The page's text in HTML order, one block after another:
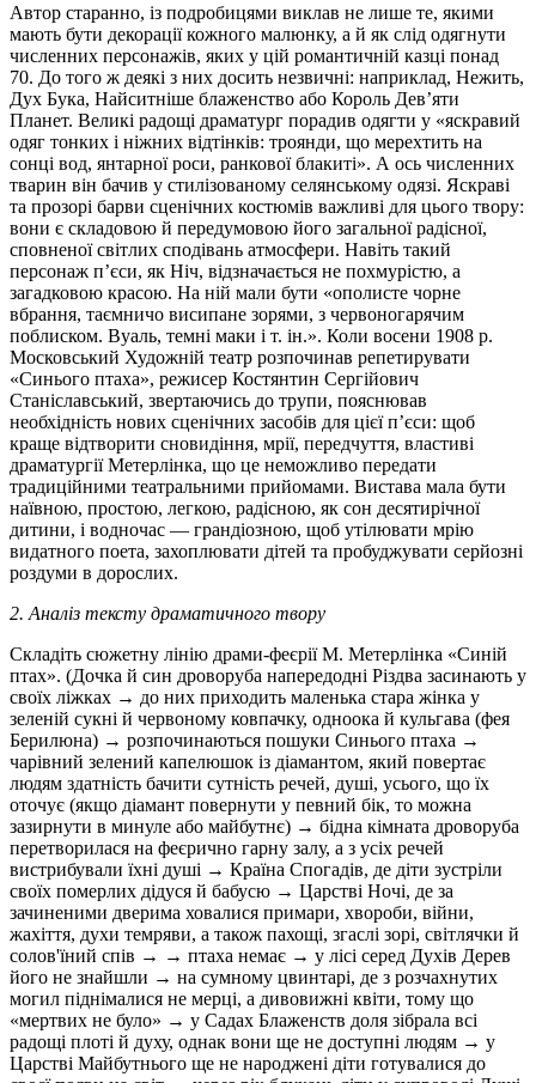
Автор старанно, із подробицями виклав не лише те, якими
мають бути декорації кожного малюнку, а й як слід одягнути
численних персонажів, яких у цій романтичній казці понад
70. До того ж деякі з них досить незвичні: наприклад, Нежить,
Дух Бука, Найситніше блаженство або Король Дев’яти
Планет. Великі радощі драматург порадив одягти у «яскравий
одяг тонких і ніжних відтінків: троянди, що мерехтить на
сонці вод, янтарної роси, ранкової блакиті». А ось численних
тварин він бачив у стилізованому селянському одязі. Яскраві
та прозорі барви сценічних костюмів важливі для цього твору:
вони є складовою й передумовою його загальної радісної,
сповненої світлих сподівань атмосфери. Навіть такий
персонаж п’єси, як Ніч, відзначається не похмурістю, а
загадковою красою. На ній мали бути «ополисте чорне
вбрання, таємничо висипане зорями, з червоногарячим
поблиском. Вуаль, темні маки і т. ін.». Коли восени 1908 р.
Московський Художній театр розпочинав репетирувати
«Синього птаха», режисер Костянтин Сергійович
Станіславський, звертаючись до трупи, пояснював
необхідність нових сценічних засобів для цієї п’єси: щоб
краще відтворити сновидіння, мрії, передчуття, властиві
драматургії Метерлінка, що це неможливо передати
традиційними театральними прийомами. Вистава мала бути
наївною, простою, легкою, радісною, як сон десятирічної
дитини, і водночас — грандіозною, щоб утілювати мрію
видатного поета, захоплювати дітей та пробуджувати серйозні
роздуми в дорослих.
2. Аналіз тексту драматичного твору
Складіть сюжетну лінію драми-феєрії М. Метерлінка «Синій
птах». (Дочка й син дроворуба напередодні Різдва засинають у
своїх ліжках → до них приходить маленька стара жінка у
зеленій сукні й червоному ковпачку, одноока й кульгава (фея
Берилюна) → розпочинаються пошуки Синього птаха →
чарівний зелений капелюшок із діамантом, який повертає
людям здатність бачити сутність речей, душі, усього, що їх
оточує (якщо діамант повернути у певний бік, то можна
зазирнути в минуле або майбутнє) → бідна кімната дроворуба
перетворилася на феєрично гарну залу, а з усіх речей
вистрибували їхні душі → Країна Спогадів, де діти зустріли
своїх померлих дідуся й бабусю → Царстві Ночі, де за
зачиненими дверима ховалися примари, хвороби, війни,
жахіття, духи темряви, а також пахощі, згаслі зорі, світлячки й
солов'їний спів → → птаха немає → у лісі серед Духів Дерев
його не знайшли → на сумному цвинтарі, де з розчахнутих
могил піднімалися не мерці, а дивовижні квіти, тому що
«мертвих не було» → у Садах Блаженств доля зібрала всі
радощі плоті й духу, однак вони ще не доступні людям → у
Царстві Майбутнього ще не народжені діти готувалися до